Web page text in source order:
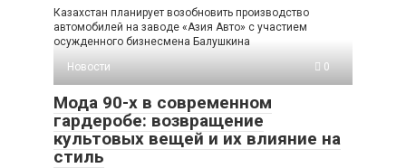
Казахстан планирует возобновить производство
автомобилей на заводе «Азия Авто» с участием
осужденного бизнесмена Балушкина
Новости
0
Мода 90-х в современном
гардеробе: возвращение
культовых вещей и их влияние на
стиль